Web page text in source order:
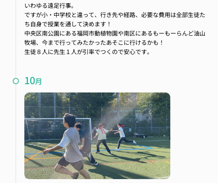
いわゆる遠足行事。
ですが小・中学校と違って、行き先や経路、必要な費用は全部生徒た
ち自身で授業を通して決めます！
中央区南公園にある福岡市動植物園や南区にあるもーもーらんど油山
牧場、今まで行ってみたかったあそこに行けるかも！
生徒８人に先生１人が引率でつくので安心です。
10月
体育大会、ハロウィン